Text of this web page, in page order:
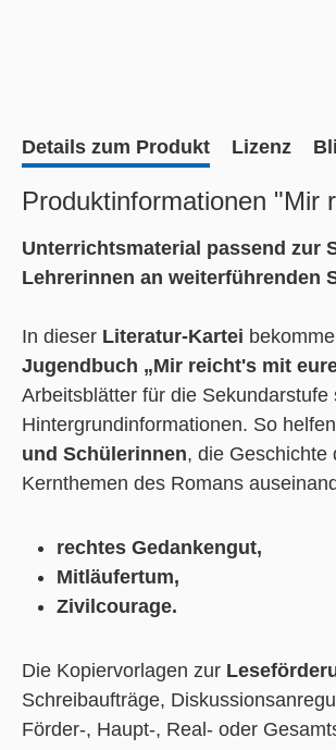
Details zum Produkt Lizenz
Produktinformationen "Mir
Unterrichtsmaterial passend zur
Lehrerinnen an weiterführenden
In dieser Literatur-Kartei
Jugendbuch „Mir reicht's mit
Arbeitsblätter für die Sekundarstufe
Hintergrundinformationen. So
und Schülerinnen, die Geschichte
Kernthemen des Romans
rechtes Gedankengut,
Mitläufertum,
Zivilcourage.
Die Kopiervorlagen zur
Schreibaufträge,
Förder-, Haupt-, Real- oder